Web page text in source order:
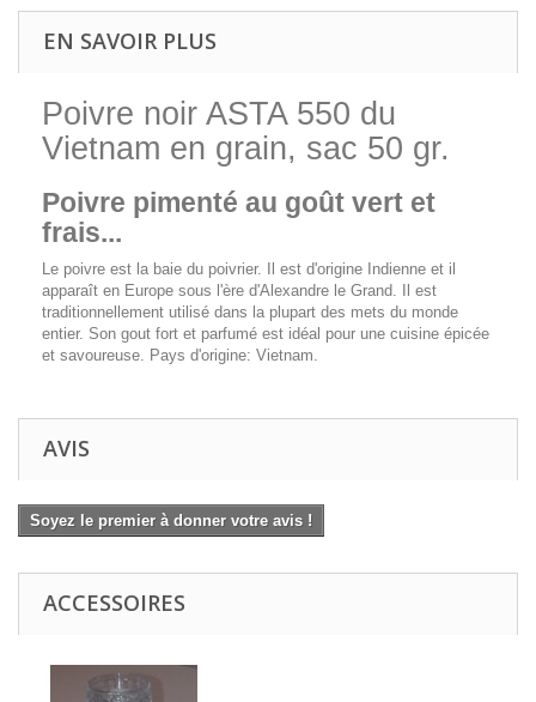
EN SAVOIR PLUS
Poivre noir ASTA 550 du
Vietnam en grain, sac 50 gr.
Poivre pimenté au goût vert et
frais...
Le poivre est la baie du poivrier. Il est d'origine Indienne et il
apparaît en Europe sous l'ère d'Alexandre le Grand. Il est
traditionnellement utilisé dans la plupart des mets du monde
entier. Son gout fort et parfumé est idéal pour une cuisine épicée
et savoureuse. Pays d'origine: Vietnam.
AVIS
Soyez le premier à donner votre avis !
ACCESSOIRES